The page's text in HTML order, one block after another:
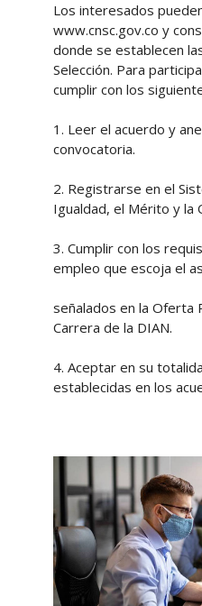
Los interesados
www.cnsc.gov.co y
donde se establecen
Selección. Para
cumplir con los
1. Leer el acuerdo y
convocatoria.
2. Registrarse en el
Igualdad, el Mérito y la
3. Cumplir con los
empleo que escoja el
señalados en la Oferta
Carrera de la DIAN.
4. Aceptar en su
establecidas en los